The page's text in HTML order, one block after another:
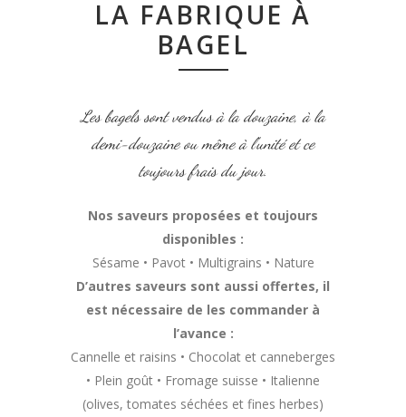
LA FABRIQUE À
BAGEL
Les bagels sont vendus à la douzaine, à la
demi-douzaine ou même à l’unité et ce
toujours frais du jour.
Nos saveurs proposées et toujours
disponibles :
Sésame • Pavot • Multigrains • Nature
D’autres saveurs sont aussi offertes, il
est nécessaire de les commander à
l’avance :
Cannelle et raisins • Chocolat et canneberges
• Plein goût • Fromage suisse • Italienne
(olives, tomates séchées et fines herbes)